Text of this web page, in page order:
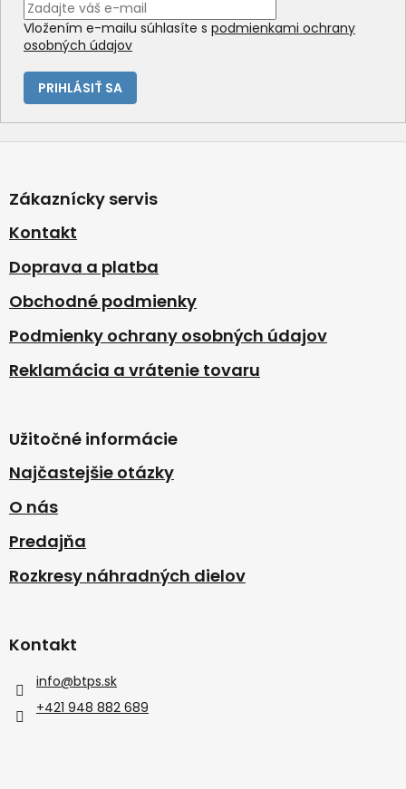
Vložením e-mailu súhlasíte s podmienkami ochrany
osobných údajov
PRIHLÁSIŤ SA
Z
p
ä
e
Zákaznícky servis
Kontakt
Doprava a platba
Obchodné podmienky
Podmienky ochrany osobných údajov
Reklamácia a vrátenie tovaru
Užitočné informácie
Najčastejšie otázky
O nás
Predajňa
Rozkresy náhradných dielov
Kontakt
info@btps.sk
+421 948 882 689